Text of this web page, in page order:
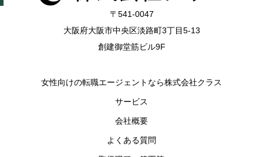
〒541-0047
大阪府大阪市中央区淡路町3丁目5-13
創建御堂筋ビル9F
女性向けの転職エージェントなら株式会社クラス
サービス
会社概要
よくある質問